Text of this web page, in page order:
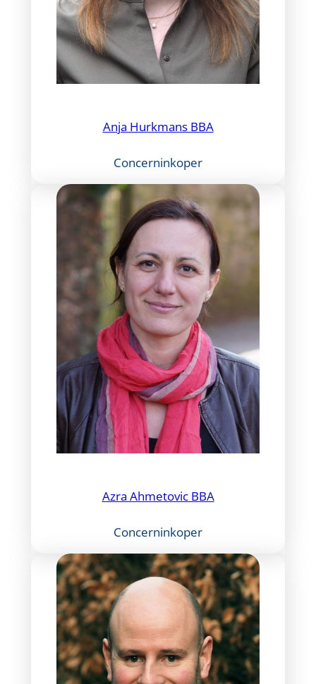
Anja Hurkmans BBA
Concerninkoper
Azra Ahmetovic BBA
Concerninkoper